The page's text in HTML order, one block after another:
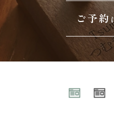
ご予約
加古川市の“つむぎ整骨
骨治療や美容整体を行っています